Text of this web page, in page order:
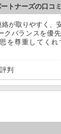
トナーズの口コ
が取りやすく、
クバランスを優
を尊重してくれ
判